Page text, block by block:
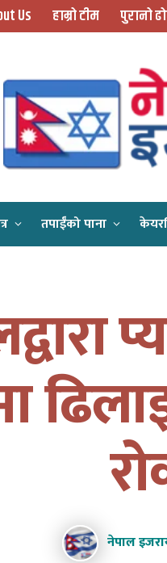
Us हाम्रो टीम पुरानो
तपाईँको पाना
नेपाल